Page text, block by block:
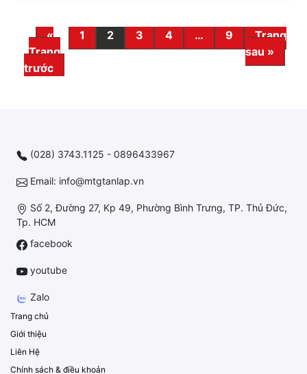
«
Trang
trước
1 2 3 4 … 9
Trang
sau »
(028) 3743.1125 - 0896433967
Email: info@mtgtanlap.vn
Số 2, Đường 27, Kp 49, Phường Bình Trưng, TP. Thủ Đức,
Tp. HCM
facebook
youtube
Zalo
Trang chủ
Giới thiệu
Liên Hệ
Chính sách & điều khoản